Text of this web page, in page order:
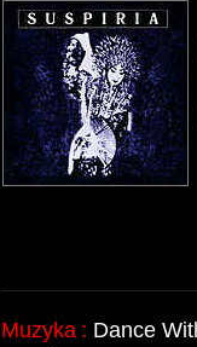
Muzyka : Dance